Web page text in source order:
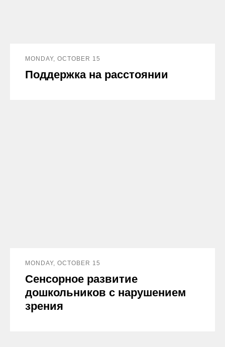
MONDAY, OCTOBER 15
Поддержка на расстоянии
MONDAY, OCTOBER 15
Сенсорное развитие
дошкольников с нарушением
зрения